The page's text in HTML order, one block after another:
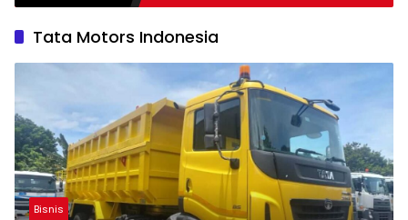
Dampaknya
Tata Motors Indonesia
Bisnis